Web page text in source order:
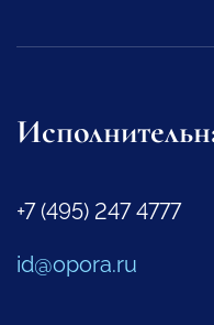
+7 (495) 247 4777
id@opora.ru